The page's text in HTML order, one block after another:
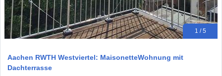
1 / 5
Aachen RWTH Westviertel: MaisonetteWohnung mit
Dachterrasse